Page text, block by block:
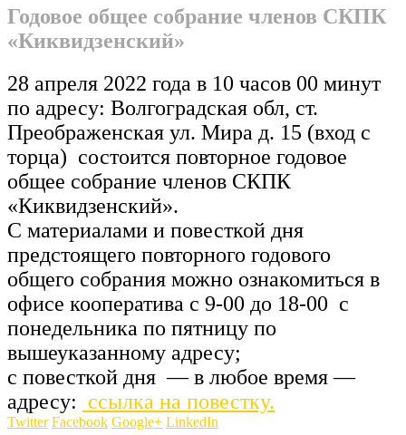
Годовое общее собрание членов СКПК
«Киквидзенский»
28 апреля 2022 года в 10 часов 00 минут
по адресу: Волгоградская обл, ст.
Преображенская ул. Мира д. 15 (вход с
торца) состоится повторное годовое
общее собрание членов СКПК
«Киквидзенский».
С материалами и повесткой дня
предстоящего повторного годового
общего собрания можно ознакомиться в
офисе кооператива с 9-00 до 18-00 с
понедельника по пятницу по
вышеуказанному адресу;
с повесткой дня — в любое время —
адресу: ссылка на повестку.
Twitter Facebook Google+ LinkedIn